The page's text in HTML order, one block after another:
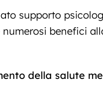
supporto
benefici
della salute